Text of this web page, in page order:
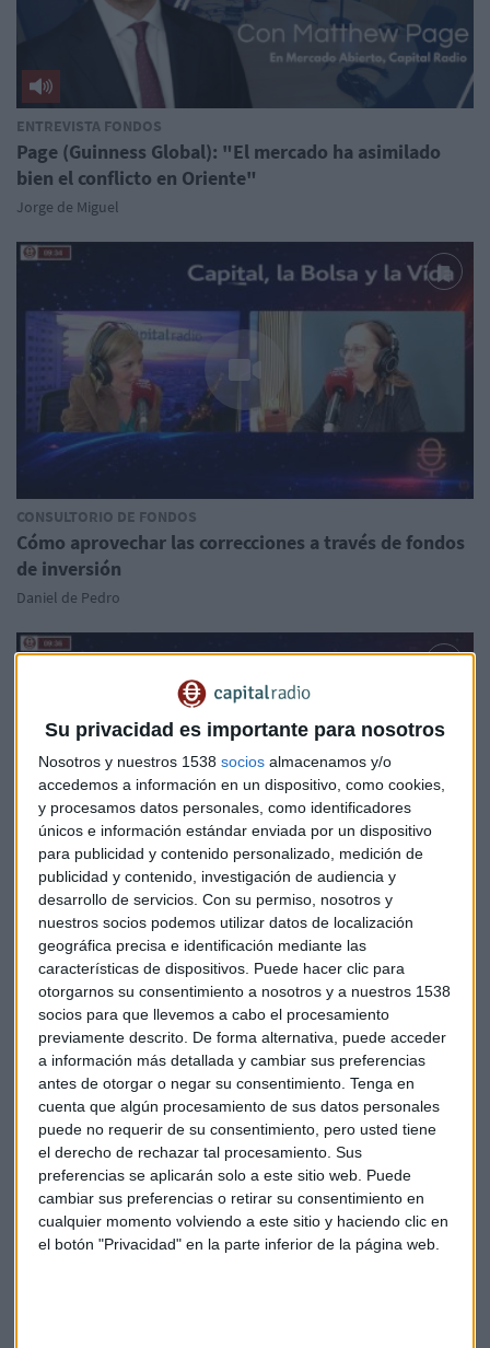
Su privacidad es importante para nosotros
Nosotros y nuestros 1538 socios almacenamos y/o
accedemos a información en un dispositivo, como cookies,
y procesamos datos personales, como identificadores
únicos e información estándar enviada por un dispositivo
para publicidad y contenido personalizado, medición de
publicidad y contenido, investigación de audiencia y
desarrollo de servicios. Con su permiso, nosotros y
nuestros socios podemos utilizar datos de localización
geográfica precisa e identificación mediante las
características de dispositivos. Puede hacer clic para
otorgarnos su consentimiento a nosotros y a nuestros 1538
socios para que llevemos a cabo el procesamiento
previamente descrito. De forma alternativa, puede acceder
a información más detallada y cambiar sus preferencias
antes de otorgar o negar su consentimiento. Tenga en
cuenta que algún procesamiento de sus datos personales
puede no requerir de su consentimiento, pero usted tiene
el derecho de rechazar tal procesamiento. Sus
preferencias se aplicarán solo a este sitio web. Puede
cambiar sus preferencias o retirar su consentimiento en
cualquier momento volviendo a este sitio y haciendo clic en
el botón "Privacidad" en la parte inferior de la página web.
ENTREVISTA FONDOS
Page (Guinness Global): "El mercado ha asimilado
bien el conflicto en Oriente"
Jorge de Miguel
CONSULTORIO DE FONDOS
Cómo aprovechar las correcciones a través de fondos
de inversión
Daniel de Pedro
CONSULTORIO DE FONDOS
¿Cómo aprovechar el repunte de la inflación con
fondos de inversión?
Daniel de Pedro